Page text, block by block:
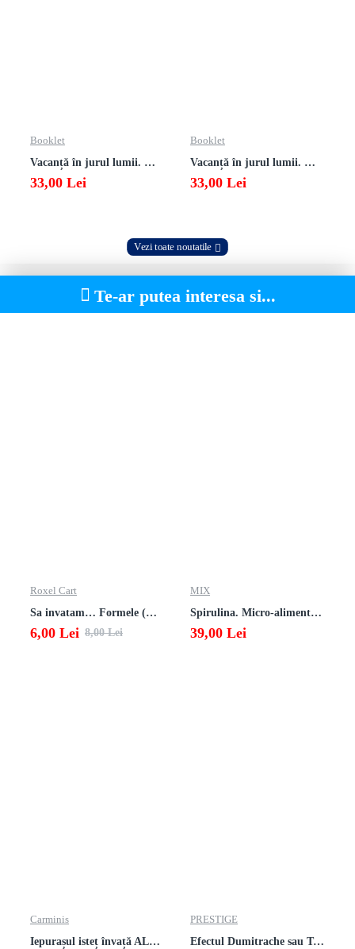
Booklet
Vacanță în jurul lumii. Matematică clasa a VII-a – EDIȚIA 2026
33,00 Lei
Booklet
Vacanță în jurul lumii. Matematică clasa a VI-a – EDIȚIA 2026
33,00 Lei
Vezi toate noutatile
Te-ar putea interesa si...
Roxel Cart
Sa invatam… Formele (Carte de colorat format A4)
6,00 Lei 8,00 Lei
MIX
Spirulina. Micro-aliment, macro-sănătate
39,00 Lei
Carminis
Iepurașul isteț învață ALFABETUL
PRESTIGE
Efectul Dumitrache sau Teoria vibratorie a timpului